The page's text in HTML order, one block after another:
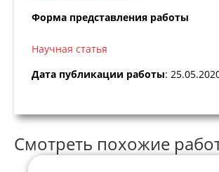
Форма представления работы
Научная статья
Дата публикации работы:
Смотреть похожие